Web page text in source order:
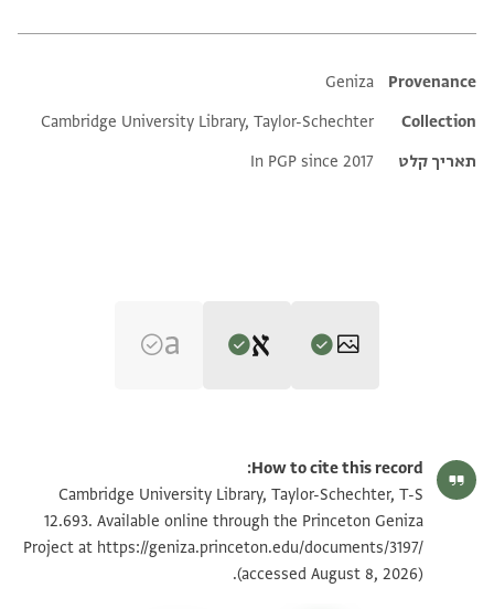
Additional metadata
Provenance
Geniza
Collection
Cambridge University Library, Taylor-Schechter
תאריך קלט
In PGP since 2017
The Compassionate and Benevolent: The Leading
Elite in the Jewish Community of Alexandria in the Middle Ages‎
(in Hebrew) (Ben-Zvi Institute for the Study of Jewish
Communities in the East, 2006).
T-S 12.693 1r הגדל וסובב
אנהם יקדמוני אלקאצי בתביר אלשיך
אבו אלפג (!) בן נאחם ויגיבו אתנין מסלמין
ישהדו עלי באלדנאני[ר] וכאן אבו אלפצל
תנאי היתר שימוש בתצלום
How to cite this record:
Cambridge University Library, Taylor-Schechter, T-S
12.693. Available online through the Princeton Geniza
Project athttps://geniza.princeton.edu/documents/3197/
(accessed August 8, 2026).